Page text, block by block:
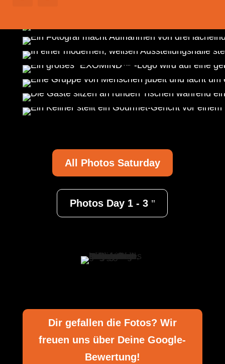
All Photos Saturday
Photos Day 1 - 3
Dir gefallen die Fotos? Wir
freuen uns über Deine Google-
Bewertung!